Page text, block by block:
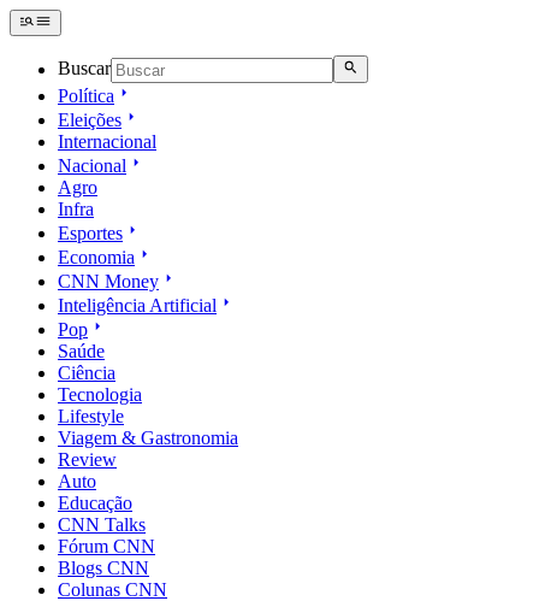
Buscar
Política
Eleições
Internacional
Nacional
Agro
Infra
Esportes
Economia
CNN Money
Inteligência Artificial
Pop
Saúde
Ciência
Tecnologia
Lifestyle
Viagem & Gastronomia
Review
Auto
Educação
CNN Talks
Fórum CNN
Blogs CNN
Colunas CNN